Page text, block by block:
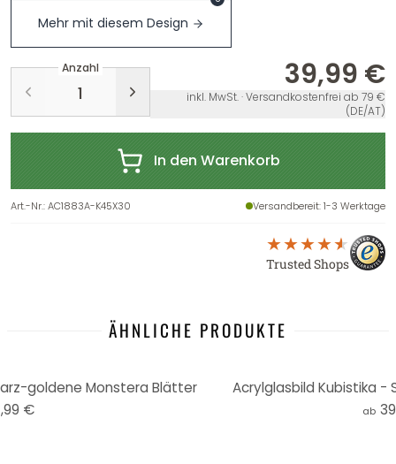
Mehr mit diesem Design
Anzahl 39,99 €
inkl. MwSt. · Versandkostenfrei ab 79 €
(DE/AT)
In den Warenkorb
Art.-Nr.:AC1883A-K45X30 Versandbereit: 1-3 Werktage
Trusted Shops
ÄHNLICHE PRODUKTE
goldene Monstera Blätter
€
Acrylglasbild Kubistika -
ab